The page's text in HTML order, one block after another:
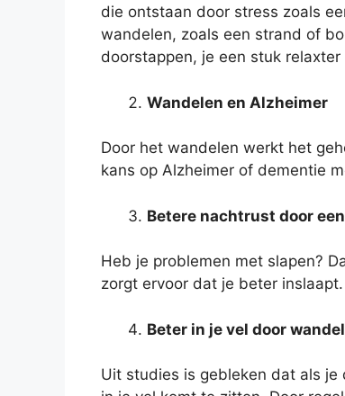
die ontstaan door stress zoals
wandelen, zoals een strand of
doorstappen, je een stuk relaxter
Wandelen en Alzheimer
Door het wandelen werkt het
kans op Alzheimer of dementie
Betere nachtrust door
Heb je problemen met slapen?
zorgt ervoor dat je beter
Beter in je vel door
Uit studies is gebleken dat als